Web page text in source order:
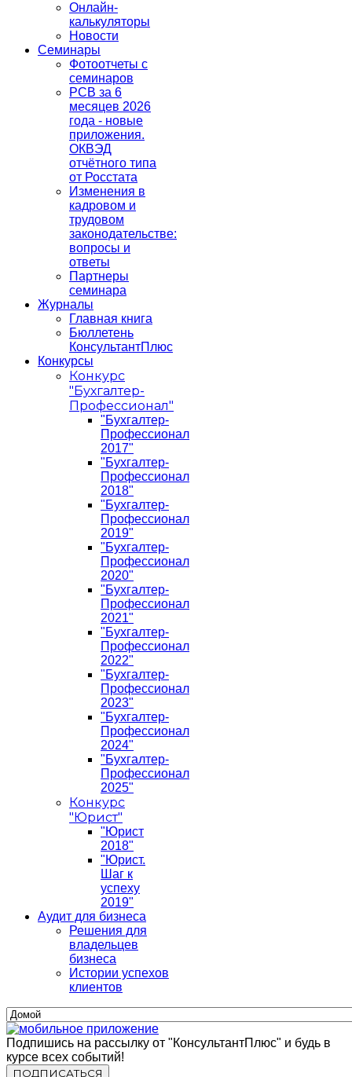
Онлайн-
калькуляторы
Новости
Семинары
Фотоотчеты с
семинаров
РСВ за 6
месяцев 2026
года - новые
приложения.
ОКВЭД
отчётного типа
от Росстата
Изменения в
кадровом и
трудовом
законодательстве:
вопросы и
ответы
Партнеры
семинара
Журналы
Главная книга
Бюллетень
КонсультантПлюс
Конкурсы
Конкурс
"Бухгалтер-
Профессионал"
"Бухгалтер-
Профессионал
2017"
"Бухгалтер-
Профессионал
2018"
"Бухгалтер-
Профессионал
2019"
"Бухгалтер-
Профессионал
2020"
"Бухгалтер-
Профессионал
2021"
"Бухгалтер-
Профессионал
2022"
"Бухгалтер-
Профессионал
2023"
"Бухгалтер-
Профессионал
2024"
"Бухгалтер-
Профессионал
2025"
Конкурс
"Юрист"
"Юрист
2018"
"Юрист.
Шаг к
успеху
2019"
Аудит для бизнеса
Решения для
владельцев
бизнеса
Истории успехов
клиентов
Подпишись на рассылку от "КонсультантПлюс" и будь в
курсе всех событий!